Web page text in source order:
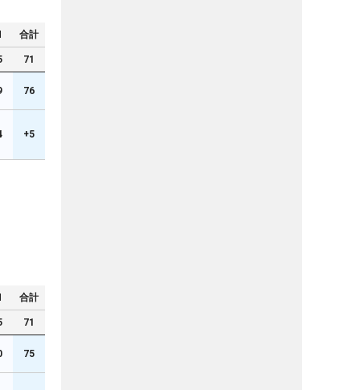
合計
71
76
+5
合計
71
75